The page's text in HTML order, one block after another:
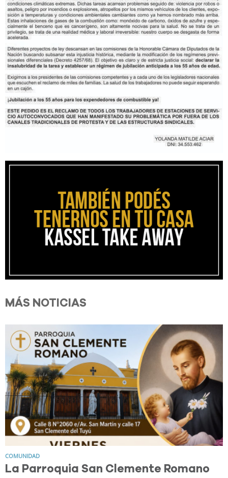
MÁS NOTICIAS
COMUNIDAD
La Parroquia San Clemente Romano